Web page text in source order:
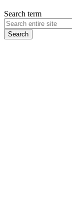
Search term